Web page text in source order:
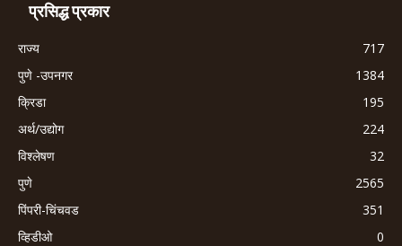
प्रसिद्ध प्रकार
राज्य
717
पुणे -उपनगर
1384
क्रिडा
195
अर्थ/उद्योग
224
विश्लेषण
32
पुणे
2565
पिंपरी-चिंचवड
351
व्हिडीओ
0